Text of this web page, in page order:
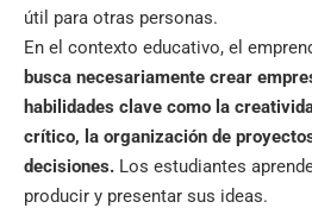
útil para otras personas.
En el contexto educativo, el
busca necesariamente crear
habilidades clave como la
crítico, la organización de
decisiones. Los estudiantes
producir y presentar sus ideas.